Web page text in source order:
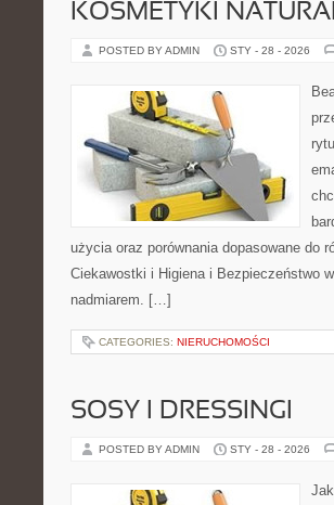
KOSMETYKI
POSTED BY ADMIN STY - 28 - 2026
użycia oraz porównania dopasowane do
Ciekawostki i Higiena i Bezpieczeństwo
nadmiarem. […]
CATEGORIES: NIERUCHOMOŚCI
SOSY I DRESSINGI
POSTED BY ADMIN STY - 28 - 2026